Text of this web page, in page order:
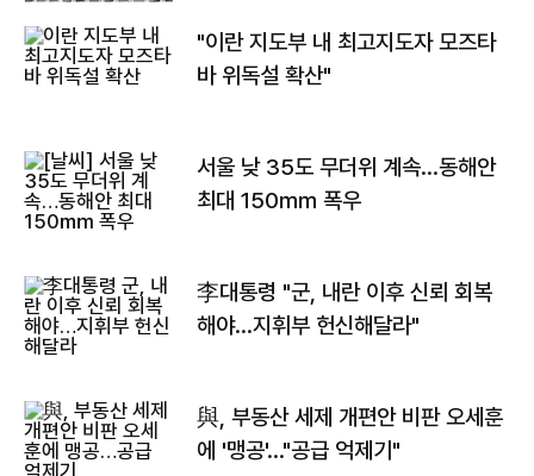
"이란 지도부 내 최고지도자 모즈타
바 위독설 확산"
서울 낮 35도 무더위 계속…동해안
최대 150㎜ 폭우
李대통령 "군, 내란 이후 신뢰 회복
해야…지휘부 헌신해달라"
與, 부동산 세제 개편안 비판 오세훈
에 '맹공'…"공급 억제기"